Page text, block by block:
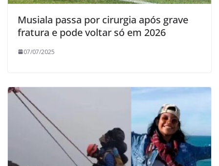
Musiala passa por cirurgia após grave
fratura e pode voltar só em 2026
07/07/2025